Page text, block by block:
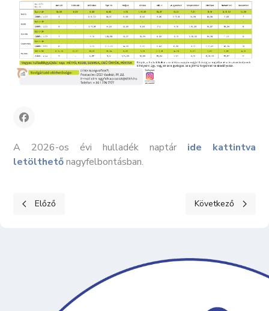
A 2026-os évi hulladék naptár ide kattintva
letölthetőnagyfelbontásban.
Előző cikk: Áramszünet lesz Kecelen! - 2026 február 3-4-5.
Előző Következő cikk:
Következő